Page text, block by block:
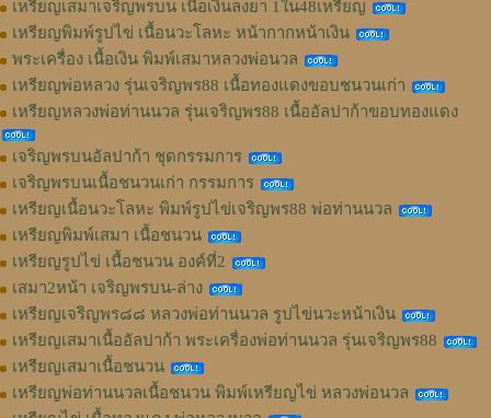
เหรียญเสมาเจริญพรบน เนื้อเงินลงยา 1ใน48เหรียญ
เหรียญพิมพ์รูปไข่ เนื้อนวะโลหะ หน้ากากหน้าเงิน
พระเครื่อง เนื้อเงิน พิมพ์เสมาหลวงพ่อนวล
เหรียญพ่อหลวง รุ่นเจริญพร88 เนื้อทองแดงขอบชนวนเก่า
เหรียญหลวงพ่อท่านนวล รุ่นเจริญพร88 เนื้ออัลปาก้าขอบทองแดง
เจริญพรบนอัลปาก้า ชุดกรรมการ
เจริญพรบนเนื้อชนวนเก่า กรรมการ
เหรียญเนื้อนวะโลหะ พิมพ์รูปไข่เจริญพร88 พ่อท่านนวล
เหรียญพิมพ์เสมา เนื้อชนวน
เหรียญรูปไข่ เนื้อชนวน องค์ที่2
เสมา2หน้า เจริญพรบน-ล่าง
เหรียญเจริญพร๘๘ หลวงพ่อท่านนวล รูปไข่นวะหน้าเงิน
เหรียญเสมาเนื้ออัลปาก้า พระเครื่องพ่อท่านนวล รุ่นเจริญพร88
เหรียญเสมาเนื้อชนวน
เหรียญพ่อท่านนวลเนื้อชนวน พิมพ์เหรียญไข่ หลวงพ่อนวล